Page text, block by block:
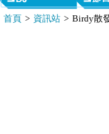
首頁 > 資訊站 > Birdy散